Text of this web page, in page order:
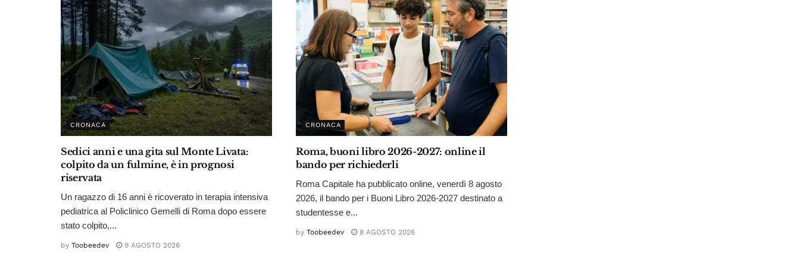
CRONACA
Sedici anni e una gita sul Monte Livata:
colpito da un fulmine, è in prognosi
riservata
Un ragazzo di 16 anni è ricoverato in terapia intensiva
pediatrica al Policlinico Gemelli di Roma dopo essere
stato colpito,...
by Toobeedev 9 AGOSTO 2026
CRONACA
Roma, buoni libro 2026-2027: online il
bando per richiederli
Roma Capitale ha pubblicato online, venerdì 8 agosto
2026, il bando per i Buoni Libro 2026-2027 destinato a
studentesse e...
by Toobeedev 8 AGOSTO 2026